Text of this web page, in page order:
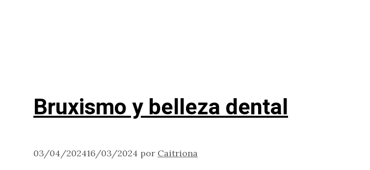
Bruxismo y belleza dental
03/04/202416/03/2024 por Caitriona